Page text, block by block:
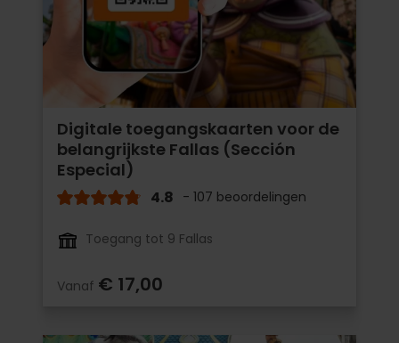
Digitale toegangskaarten voor de
belangrijkste Fallas (Sección
Especial)
4.8 - 107 beoordelingen
Toegang tot 9 Fallas
Vanaf € 17,00